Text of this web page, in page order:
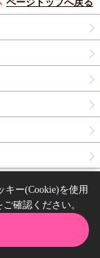
ページトップへ戻る
studio. All right reserved.
ー(Cookie)を使用
ご確認ください。